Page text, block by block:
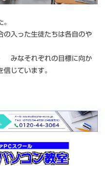
の入った生徒たちは各自のや
みなそれぞれの目標に向か
じています。